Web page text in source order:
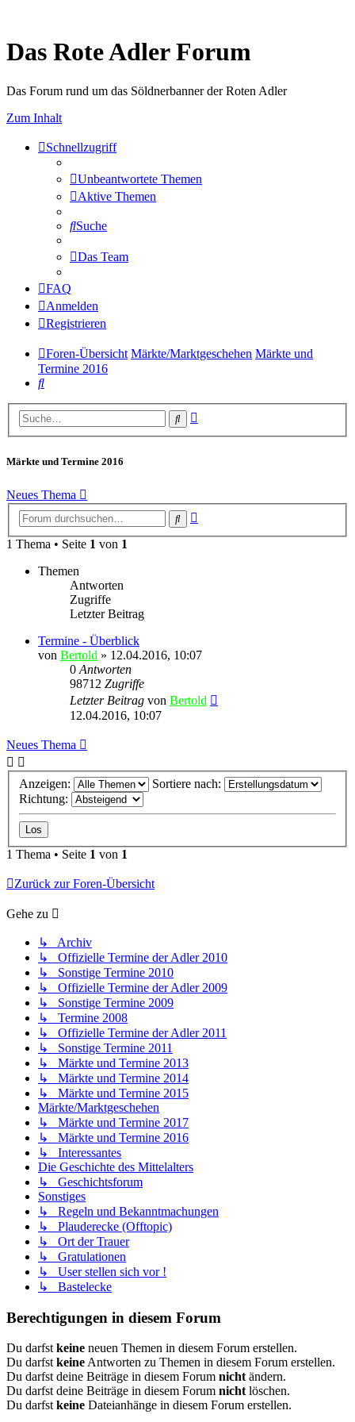
Das Rote Adler Forum
Das Forum rund um das Söldnerbanner der Roten Adler
Zum Inhalt
Schnellzugriff
Unbeantwortete Themen
Aktive Themen
Suche
Das Team
FAQ
Anmelden
Registrieren
Foren-Übersicht Märkte/Marktgeschehen Märkte und
Termine 2016
Suche
Suche
Märkte und Termine 2016
Neues Thema
Suche
1 Thema • Seite 1 von 1
Themen
Antworten
Zugriffe
Letzter Beitrag
Termine - Überblick
von Bertold » 12.04.2016, 10:07
0Antworten
98712 Zugriffe
Letzter Beitrag von Bertold
12.04.2016, 10:07
Neues Thema
Anzeigen:
Sortiere nach:
Richtung:
1 Thema • Seite 1 von 1
Zurück zur Foren-Übersicht
Gehe zu
↳ Archiv
↳ Offizielle Termine der Adler 2010
↳ Sonstige Termine 2010
↳ Offizielle Termine der Adler 2009
↳ Sonstige Termine 2009
↳ Termine 2008
↳ Offizielle Termine der Adler 2011
↳ Sonstige Termine 2011
↳ Märkte und Termine 2013
↳ Märkte und Termine 2014
↳ Märkte und Termine 2015
Märkte/Marktgeschehen
↳ Märkte und Termine 2017
↳ Märkte und Termine 2016
↳ Interessantes
Die Geschichte des Mittelalters
↳ Geschichtsforum
Sonstiges
↳ Regeln und Bekanntmachungen
↳ Plauderecke (Offtopic)
↳ Ort der Trauer
↳ Gratulationen
↳ User stellen sich vor !
↳ Bastelecke
Berechtigungen in diesem Forum
Du darfstkeine neuen Themen in diesem Forum erstellen.
Du darfstkeineAntworten zu Themen in diesem Forum erstellen.
Du darfst deine Beiträge in diesem Forum nichtändern.
Du darfst deine Beiträge in diesem Forum nichtlöschen.
Du darfstkeine Dateianhänge in diesem Forum erstellen.